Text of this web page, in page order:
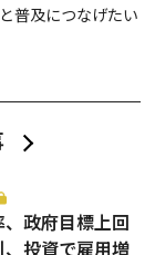
普及につなげたい
政府目標上回
投資で雇用増